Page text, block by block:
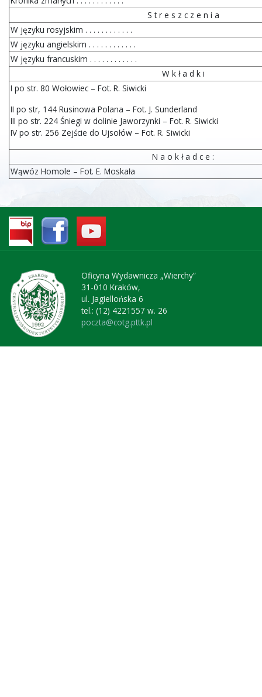
S t r e s z c z e n i a
W języku rosyjskim . . . . . . . . . . . .
W języku angielskim . . . . . . . . . . . .
W języku francuskim . . . . . . . . . . . .
W k ł a d k i
I po str. 80 Wołowiec – Fot. R. Siwicki
II po str, 144 Rusinowa Polana – Fot. J. Sunderland
III po str. 224 Śniegi w dolinie Jaworzynki – Fot. R. Siwicki
IV po str. 256 Zejście do Ujsołów – Fot. R. Siwicki
N a o k ł a d c e :
Wąwóz Homole – Fot. E. Moskała
Oficyna Wydawnicza „Wierchy”
31-010 Kraków,
ul. Jagiellońska 6
tel.: (12) 4221557 w. 26
poczta@cotg.pttk.pl